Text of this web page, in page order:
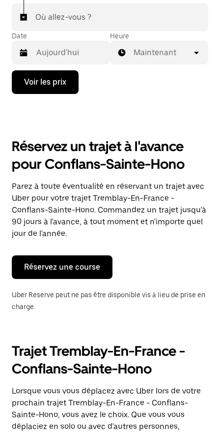
Où allez-vous ?
Date
Appuyez
la
ouvrir
calendrier
et
sélectionner
une
date.
Appuyez
sur
la
touche
pour
fermer
calendrier.
Heure
Maintenant
Voir les prix
Réservez un trajet à l'avance
pour Conflans-Sainte-Hono
Parez à toute éventualité en réservant un trajet avec
Uber pour votre trajet Tremblay-En-France -
Conflans-Sainte-Hono. Commandez un trajet jusqu'à
90 jours à l'avance, à tout moment et n'importe quel
jour de l'année.
Réservez une course
Uber Reserve peut ne pas être disponible vis à lieu de prise en
charge.
Trajet Tremblay-En-France -
Conflans-Sainte-Hono
Lorsque vous vous déplacez avec Uber lors de votre
prochain trajet Tremblay-En-France - Conflans-
Sainte-Hono, vous avez le choix. Que vous vous
déplaciez en solo ou avec d'autres personnes,